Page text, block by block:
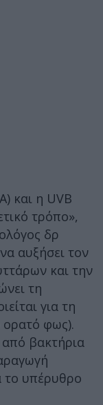
και η UVB
τρόπο»,
δρ
αυξήσει τον
και την
τη
για τη
ορατό φως).
από βακτήρια
το υπέρυθρο